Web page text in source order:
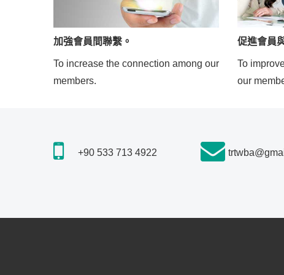
加強會員間聯繫。
To increase the connection among our
members.
促進會員
To
our
+90 533 713 4922